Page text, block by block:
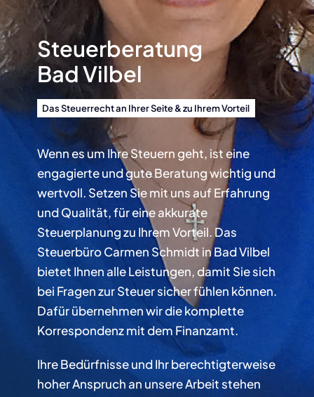
Steuerberatung
Bad Vilbel
Das Steuerrecht an Ihrer Seite & zu Ihrem Vorteil
Wenn es um Ihre Steuern geht, ist eine
engagierte und gute Beratung wichtig und
wertvoll. Setzen Sie mit uns auf Erfahrung
und Qualität, für eine akkurate
Steuerplanung zu Ihrem Vorteil. Das
Steuerbüro Carmen Schmidt in Bad Vilbel
bietet Ihnen alle Leistungen, damit Sie sich
bei Fragen zur Steuer sicher fühlen können.
Dafür übernehmen wir die komplette
Korrespondenz mit dem Finanzamt.
Ihre Bedürfnisse und Ihr berechtigterweise
hoher Anspruch an unsere Arbeit stehen